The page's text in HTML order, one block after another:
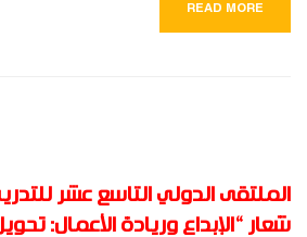
READ MORE
الملتقى الدولي التاسع عشر
شعار “الإبداع وريادة الأعمال: